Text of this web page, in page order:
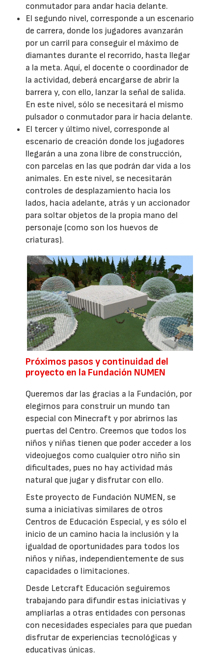
conmutador para andar hacia delante.
El segundo nivel, corresponde a un escenario
de carrera, donde los jugadores avanzarán
por un carril para conseguir el máximo de
diamantes durante el recorrido, hasta llegar
a la meta. Aquí, el docente o coordinador de
la actividad, deberá encargarse de abrir la
barrera y, con ello, lanzar la señal de salida.
En este nivel, sólo se necesitará el mismo
pulsador o conmutador para ir hacia delante.
El tercer y último nivel, corresponde al
escenario de creación donde los jugadores
llegarán a una zona libre de construcción,
con parcelas en las que podrán dar vida a los
animales. En este nivel, se necesitarán
controles de desplazamiento hacia los
lados, hacia adelante, atrás y un accionador
para soltar objetos de la propia mano del
personaje (como son los huevos de
criaturas).
Próximos pasos y continuidad del
proyecto en la Fundación NUMEN
Queremos dar las gracias a la Fundación, por
elegirnos para construir un mundo tan
especial con Minecraft y por abrirnos las
puertas del Centro. Creemos que todos los
niños y niñas tienen que poder acceder a los
videojuegos como cualquier otro niño sin
dificultades, pues no hay actividad más
natural que jugar y disfrutar con ello.
Este proyecto de Fundación NUMEN, se
suma a iniciativas similares de otros
Centros de Educación Especial, y es sólo el
inicio de un camino hacia la inclusión y la
igualdad de oportunidades para todos los
niños y niñas, independientemente de sus
capacidades o limitaciones.
Desde Letcraft Educación seguiremos
trabajando para difundir estas iniciativas y
ampliarlas a otras entidades con personas
con necesidades especiales para que puedan
disfrutar de experiencias tecnológicas y
educativas únicas.